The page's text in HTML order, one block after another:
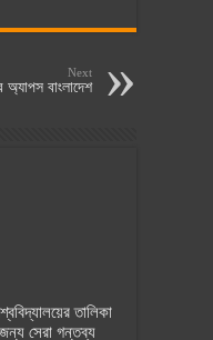
Next
অ্যাপস বাংলাদেশ
তালিকা
সেরা গন্তব্য